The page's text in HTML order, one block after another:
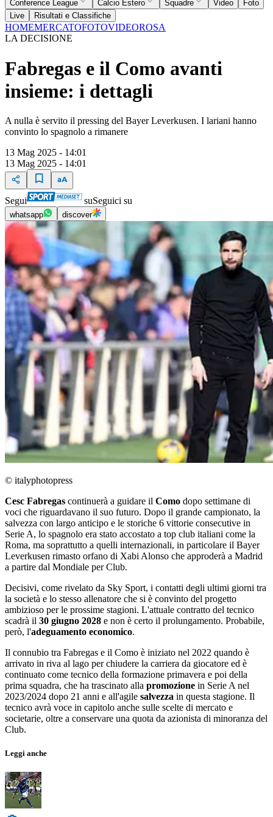
Conference League
Calcio Estero Squadre Video
Foto
Live
Risultati e Classifiche
HOMEMERCATOFOTOVIDEOROSA
LA DECISIONE
Fabregas e il Como avanti
insieme: i dettagli
A nulla è servito il pressing del Bayer Leverkusen. I lariani hanno
convinto lo spagnolo a rimanere
13 Mag 2025 - 14:01
13 Mag 2025 - 14:01
Segui suSeguici su
whatsapp discover
© italyphotopress
Cesc Fabregas continuerà a guidare il Como dopo settimane di
voci che riguardavano il suo futuro. Dopo il grande campionato, la
salvezza con largo anticipo e le storiche 6 vittorie consecutive in
Serie A, lo spagnolo era stato accostato a top club italiani come la
Roma, ma soprattutto a quelli internazionali, in particolare il Bayer
Leverkusen rimasto orfano di Xabi Alonso che approderà a Madrid
a partire dal Mondiale per Club.
Decisivi, come rivelato da Sky Sport, i contatti degli ultimi giorni tra
la società e lo stesso allenatore che si è convinto del progetto
ambizioso per le prossime stagioni. L'attuale contratto del tecnico
scadrà il 30 giugno 2028 e non è certo il prolungamento. Probabile,
però, l'adeguamento economico.
Il connubio tra Fabregas e il Como è iniziato nel 2022 quando è
arrivato in riva al lago per chiudere la carriera da giocatore ed è
continuato come tecnico della formazione primavera e poi della
prima squadra, che ha trascinato alla promozione in Serie A nel
2023/2024 dopo 21 anni e all'agile salvezza in questa stagione. Il
tecnico avrà voce in capitolo anche sulle scelte di mercato e
societarie, oltre a conservare una quota da azionista di minoranza del
Club.
Leggi anche